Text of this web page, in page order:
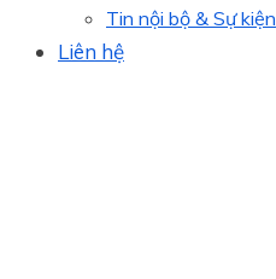
Tin nội bộ & Sự kiện
Liên hệ